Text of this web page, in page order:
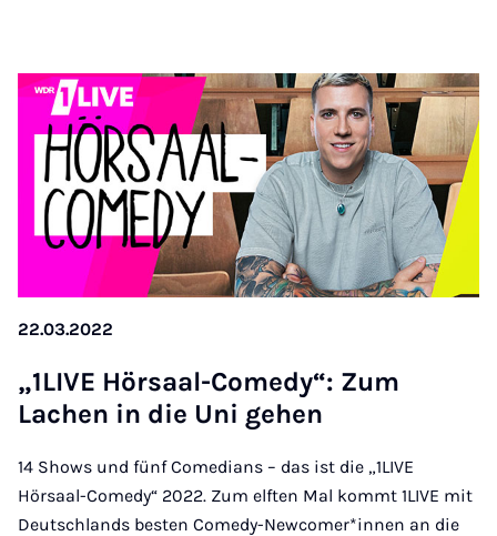
22.03.2022
„1LIVE Hör­saal-Com­edy“: Zum
Lachen in die Uni ge­hen
14 Shows und fünf Comedians – das ist die „1LIVE
Hörsaal-Comedy“ 2022. Zum elften Mal kommt 1LIVE mit
Deutschlands besten Comedy-Newcomer*innen an die